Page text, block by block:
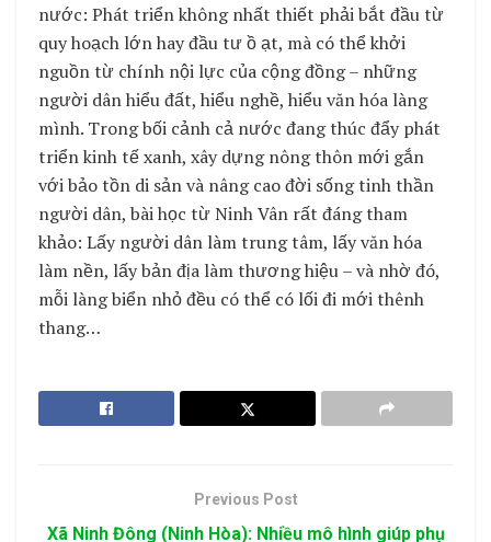
nước: Phát triển không nhất thiết phải bắt đầu từ
quy hoạch lớn hay đầu tư ồ ạt, mà có thể khởi
nguồn từ chính nội lực của cộng đồng – những
người dân hiểu đất, hiểu nghề, hiểu văn hóa làng
mình. Trong bối cảnh cả nước đang thúc đẩy phát
triển kinh tế xanh, xây dựng nông thôn mới gắn
với bảo tồn di sản và nâng cao đời sống tinh thần
người dân, bài học từ Ninh Vân rất đáng tham
khảo: Lấy người dân làm trung tâm, lấy văn hóa
làm nền, lấy bản địa làm thương hiệu – và nhờ đó,
mỗi làng biển nhỏ đều có thể có lối đi mới thênh
thang…
Previous Post
Xã Ninh Đông (Ninh Hòa): Nhiều mô hình giúp phụ